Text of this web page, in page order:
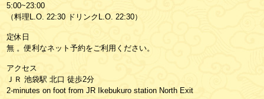
5:00~23:00
（料理L.O. 22:30 ドリンクL.O. 22:30）
定休日
無 。便利なネット予約をご利用ください。
アクセス
ＪＲ 池袋駅 北口 徒歩2分
2-minutes on foot from JR Ikebukuro station North Exit